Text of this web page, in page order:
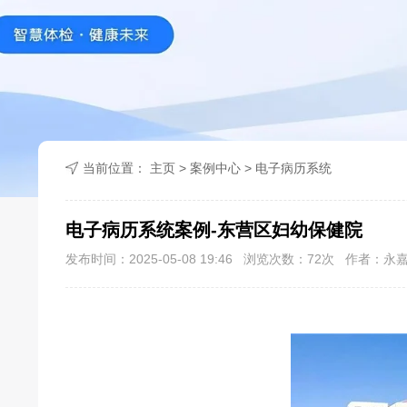
当前位置： 主页 > 案例中心 > 电子病历系统
电子病历系统案例-东营区妇幼保健院
发布时间：2025-05-08 19:46 浏览次数： 72次 作者：永